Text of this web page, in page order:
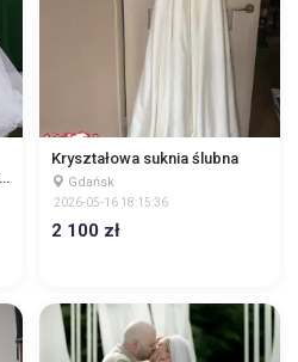
Kryształowa suknia ślubna
Gdańsk
2026-05-16 18:15:36
2 100 zł